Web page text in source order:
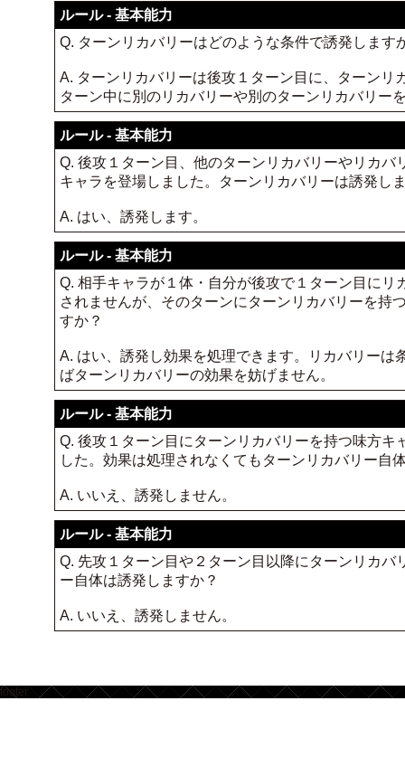
ルール - 基本能力
Q. ターンリカバリーはどのような条件で誘発します
A. ターンリカバリーは後攻１ターン目に、ターン
ターン中に別のリカバリーや別のターンリカバリー
ルール - 基本能力
Q. 後攻１ターン目、他のターンリカバリーやリカ
キャラを登場しました。ターンリカバリーは誘発し
A. はい、誘発します。
ルール - 基本能力
Q. 相手キャラが１体・自分が後攻で１ターン目に
されませんが、そのターンにターンリカバリーを持
すか？
A. はい、誘発し効果を処理できます。リカバリー
ばターンリカバリーの効果を妨げません。
ルール - 基本能力
Q. 後攻１ターン目にターンリカバリーを持つ味方
した。効果は処理されなくてもターンリカバリー自
A. いいえ、誘発しません。
ルール - 基本能力
Q. 先攻１ターン目や２ターン目以降にターンリカ
ー自体は誘発しますか？
A. いいえ、誘発しません。
footer